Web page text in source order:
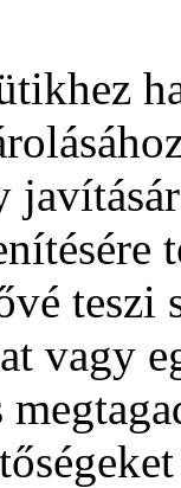
vagy